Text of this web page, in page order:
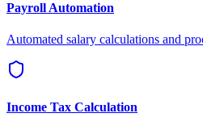
Payroll Automation
Automated salary calculations and
Income Tax Calculation